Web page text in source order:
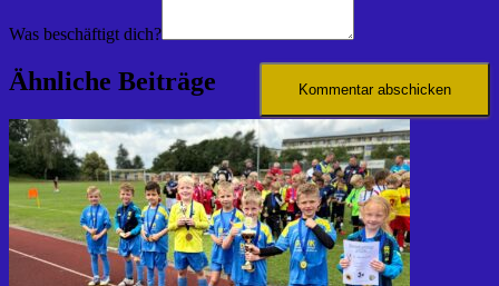
Was beschäftigt dich?
Ähnliche Beiträge